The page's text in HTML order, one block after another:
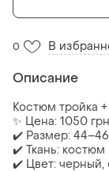
0 В
Описание
Костюм тройка
✨ Цена: 1050
✔️ Размер:
✔️ Ткань: костюм
✔️ Цвет: черный,